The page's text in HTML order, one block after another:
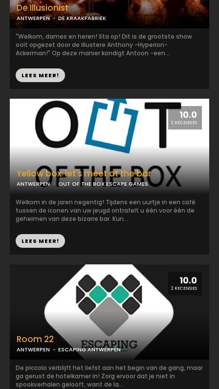
De Illusionist
ANTWERPEN DE KRAAKFABRIEK
"Welkom, dames en heren! Sta op! Dit is de grootste show
ooit opgezet door de illustere Anthony -Hyperion-
Ackerman!" Op deze manier kondigt Antoon -een...
LEES MEER!
10.0
2 RECENSIES
Yellow box: let's meet at the bar
ANTWERPEN OUT OF THE BOX ESCAPE GAMES
Welkom in de jaren negentig! Tijdens een uurtje in een café
tussen de iconen van uw jeugd ontrafelt u één voor één de
geheimen van deze bizarre bar. Kun...
LEES MEER!
10.0
2 RECENSIES
Room 22
ANTWERPEN ESCAPING ANTWERPEN
De piccolo verblijft het liefst aan het begin van de gang, maar
ga gerust de hotelkamer in! Zorg ervoor dat je niet in
spookverhalen gelooft, want de la...